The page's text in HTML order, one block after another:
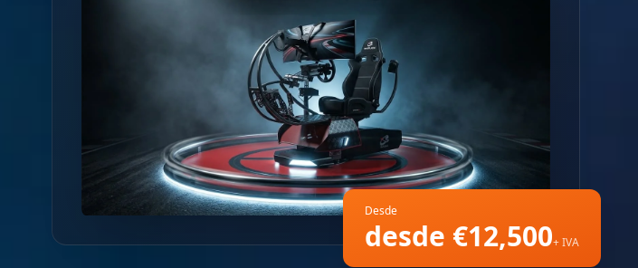
Desde
desde €12,500+ IVA